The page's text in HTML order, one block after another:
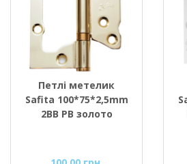
Петлі метелик
Safita 100*75*2,5mm
2BB PB золото